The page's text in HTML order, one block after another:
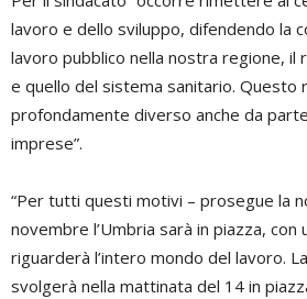
lavoro e dello sviluppo, difendendo la
lavoro pubblico nella nostra regione, il
e quello del sistema sanitario. Questo
profondamente diverso anche da
imprese”.
“Per tutti questi motivi – prosegue la
novembre l’Umbria sarà in piazza, con
riguarderà l’intero mondo del lavoro.
svolgerà nella mattinata del 14 in